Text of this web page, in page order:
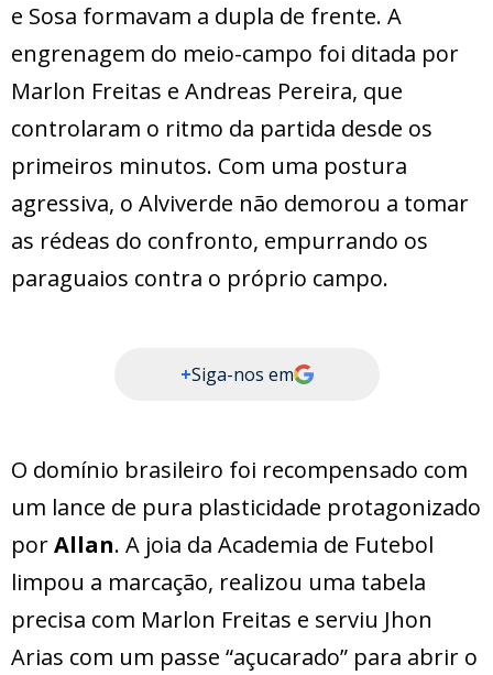
e Sosa formavam a dupla de frente. A
engrenagem do meio-campo foi ditada por
Marlon Freitas e Andreas Pereira, que
controlaram o ritmo da partida desde os
primeiros minutos. Com uma postura
agressiva, o Alviverde não demorou a tomar
as rédeas do confronto, empurrando os
paraguaios contra o próprio campo.
+Siga-nos em
O domínio brasileiro foi recompensado com
um lance de pura plasticidade protagonizado
porAllan. A joia da Academia de Futebol
limpou a marcação, realizou uma tabela
precisa com Marlon Freitas e serviu Jhon
Arias com um passe “açucarado” para abrir o